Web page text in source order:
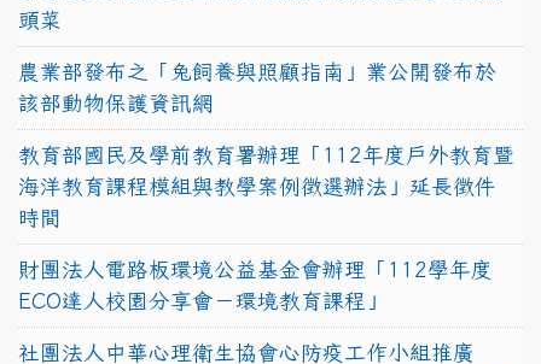
頭菜
農業部發布之「兔飼養與照顧指南」業公開發布於
該部動物保護資訊網
教育部國民及學前教育署辦理「112年度戶外教育暨
海洋教育課程模組與教學案例徵選辦法」延長徵件
時間
財團法人電路板環境公益基金會辦理「112學年度
ECO達人校園分享會－環境教育課程」
社團法人中華心理衛生協會心防疫工作小組推廣